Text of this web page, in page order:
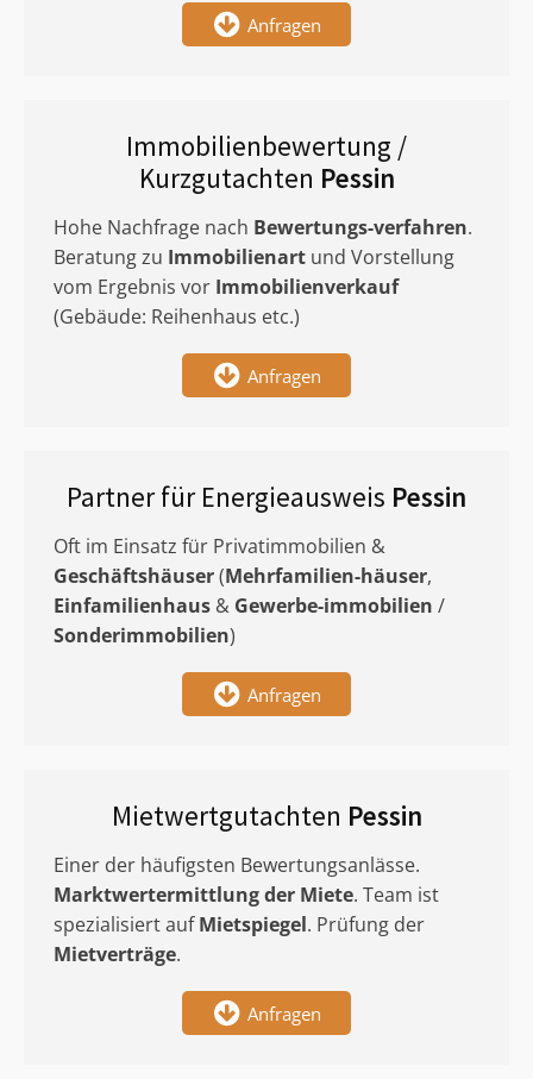
Anfragen
Immobilienbewertung /
Kurzgutachten Pessin
Hohe Nachfrage nach Bewertungs-verfahren.
Beratung zu Immobilienart und Vorstellung
vom Ergebnis vor Immobilienverkauf
(Gebäude: Reihenhaus etc.)
Anfragen
Partner für Energieausweis Pessin
Oft im Einsatz für Privatimmobilien &
Geschäftshäuser(Mehrfamilien-häuser,
Einfamilienhaus & Gewerbe-immobilien /
Sonderimmobilien)
Anfragen
Mietwertgutachten Pessin
Einer der häufigsten Bewertungsanlässe.
Marktwertermittlungder Miete. Team ist
spezialisiert aufMietspiegel. Prüfung der
Mietverträge.
Anfragen